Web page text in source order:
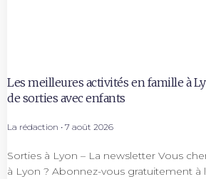
Les meilleures activités en famille à
de sorties avec enfants
La rédaction 7 août 2026
Sorties à Lyon – La newsletter Vous
à Lyon ? Abonnez-vous gratuitement à